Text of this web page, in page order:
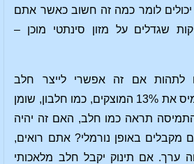
לומר כמה זה חשוב כאשר אתם
שגדלים על מזון סינתטי מוכן –
לתהות אם זה אפשרי לייצר חלב
מלאכותי, כלומר, אם נמיס את 13% המוצקים, כמו חלבון, שומן
תראה כמו חלב, האם זה יהיה
מקבלים באופן נורמלי? אתם רואים,
ערך. אם תינוק יקבל חלב מלאכותי